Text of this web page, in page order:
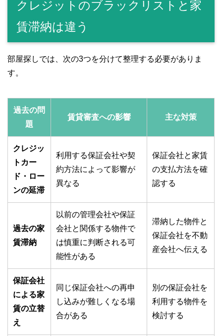
クレジットのブラックリストと家
賃滞納は違う
部屋探しでは、次の3つを分けて整理する必要がありま
す。
過去の問
題
賃貸審査への影響 主な対策
クレジッ
トカー
ド・ロー
ンの延滞
利用する保証会社や契
約方法によって影響が
異なる
保証会社と家賃
の支払方法を確
認する
過去の家
賃滞納
以前の管理会社や保証
会社と関係する物件で
は慎重に判断される可
能性がある
滞納した物件と
保証会社を不動
産会社へ伝える
保証会社
による家
賃の立替
え
同じ保証会社への再申
し込みが難しくなる場
合がある
別の保証会社を
利用する物件を
検討する